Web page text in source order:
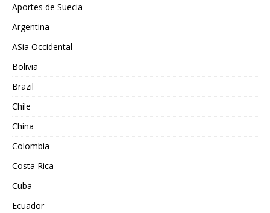
Aportes de Suecia
Argentina
ASia Occidental
Bolivia
Brazil
Chile
China
Colombia
Costa Rica
Cuba
Ecuador